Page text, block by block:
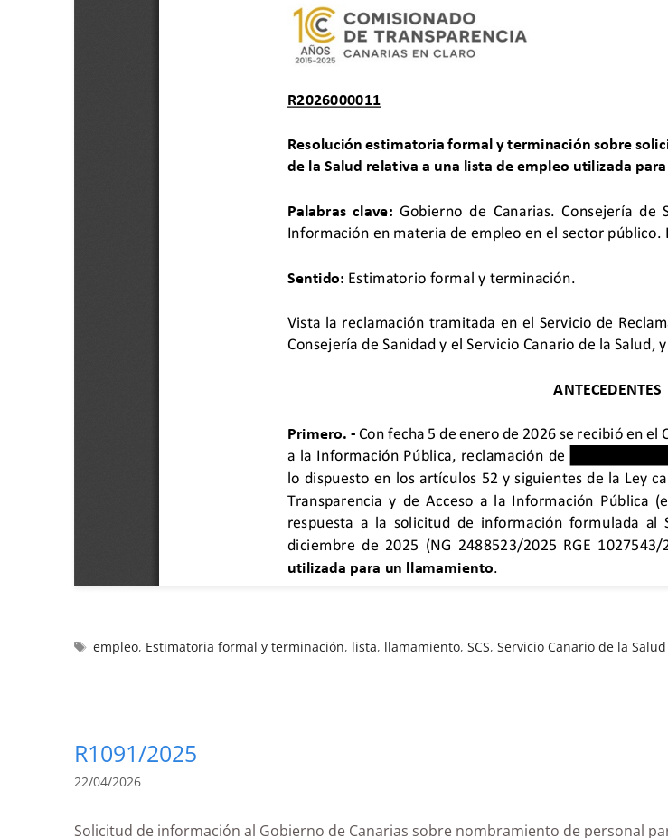
empleo, Estimatoria formal y terminación, lista, llamamiento,SCS,Servicio Canario de la Salud
R1091/2025
22/04/2026
Solicitud de información al Gobierno de Canarias sobre nombramiento de